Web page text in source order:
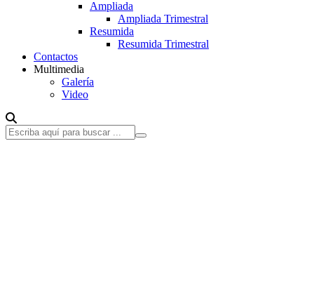
Ampliada
Ampliada Trimestral
Resumida
Resumida Trimestral
Contactos
Multimedia
Galería
Video